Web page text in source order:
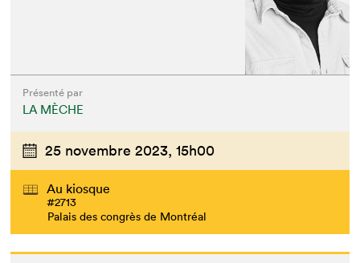
Présenté par
LA MÈCHE
25 novembre 2023, 15h00
Au kiosque
#2713
Palais des congrès de Montréal